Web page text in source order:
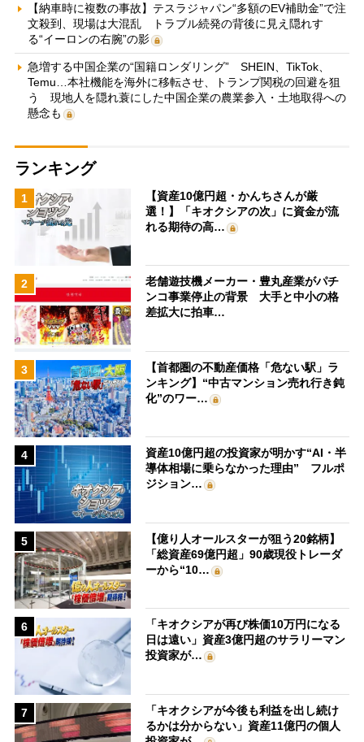
【納車時に複数の事故】テスラジャパン“多額のEV補助金”で注
文殺到、現場は大混乱 トラブル続発の背後に見え隠れす
る“イーロンの右腕”の影
急増する中国企業の“国籍ロンダリング” SHEIN、TikTok、
Temu…本社機能を海外に移転させ、トランプ関税の回避を狙
う 現地人を隠れ蓑にした中国企業の農業参入・土地取得への
懸念も
ランキング
1
【資産10億円超・かんちさんが厳
選！】「キオクシアの次」に資金が流
れる期待の高…
2
老舗遊技機メーカー・豊丸産業がパチ
ンコ事業停止の背景 大手と中小の格
差拡大に拍車…
3
【首都圏の不動産価格「危ない駅」ラ
ンキング】“中古マンション売れ行き鈍
化”のワー…
4
資産10億円超の投資家が明かす“AI・半
導体相場に乗らなかった理由” フルポ
ジション…
5
【億り人オールスターが狙う20銘柄】
「総資産69億円超」90歳現役トレーダ
ーから“10…
6
「キオクシアが再び株価10万円になる
日は遠い」資産3億円超のサラリーマン
投資家が…
7
「キオクシアが今後も利益を出し続け
るかは分からない」資産11億円の個人